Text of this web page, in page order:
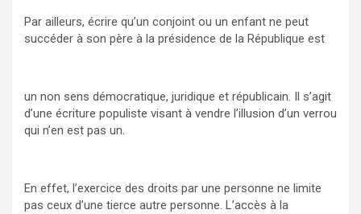
Par ailleurs, écrire qu’un conjoint ou un enfant ne peut
succéder à son père à la présidence de la République est
un non sens démocratique, juridique et républicain. Il s’agit
d’une écriture populiste visant à vendre l’illusion d’un verrou
qui n’en est pas un.
En effet, l’exercice des droits par une personne ne limite
pas ceux d’une tierce autre personne. L’accès à la